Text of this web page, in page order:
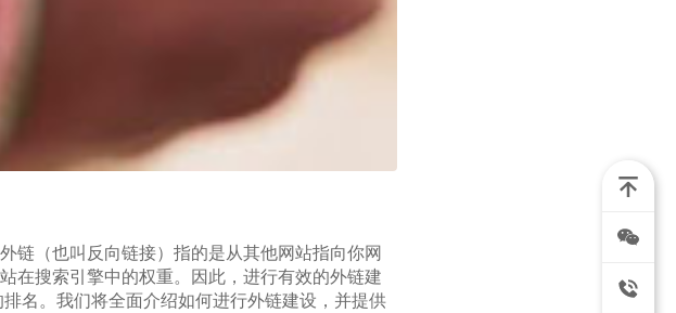
链（也叫反向链接）指的是从其他网站指向你网
在搜索引擎中的权重。因此，进行有效的外链建
名。我们将全面介绍如何进行外链建设，并提供